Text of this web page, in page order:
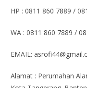
HP : 0811 860 7889 /
WA : 0811 860 7889 /
EMAIL:
Alamat : Perumahan